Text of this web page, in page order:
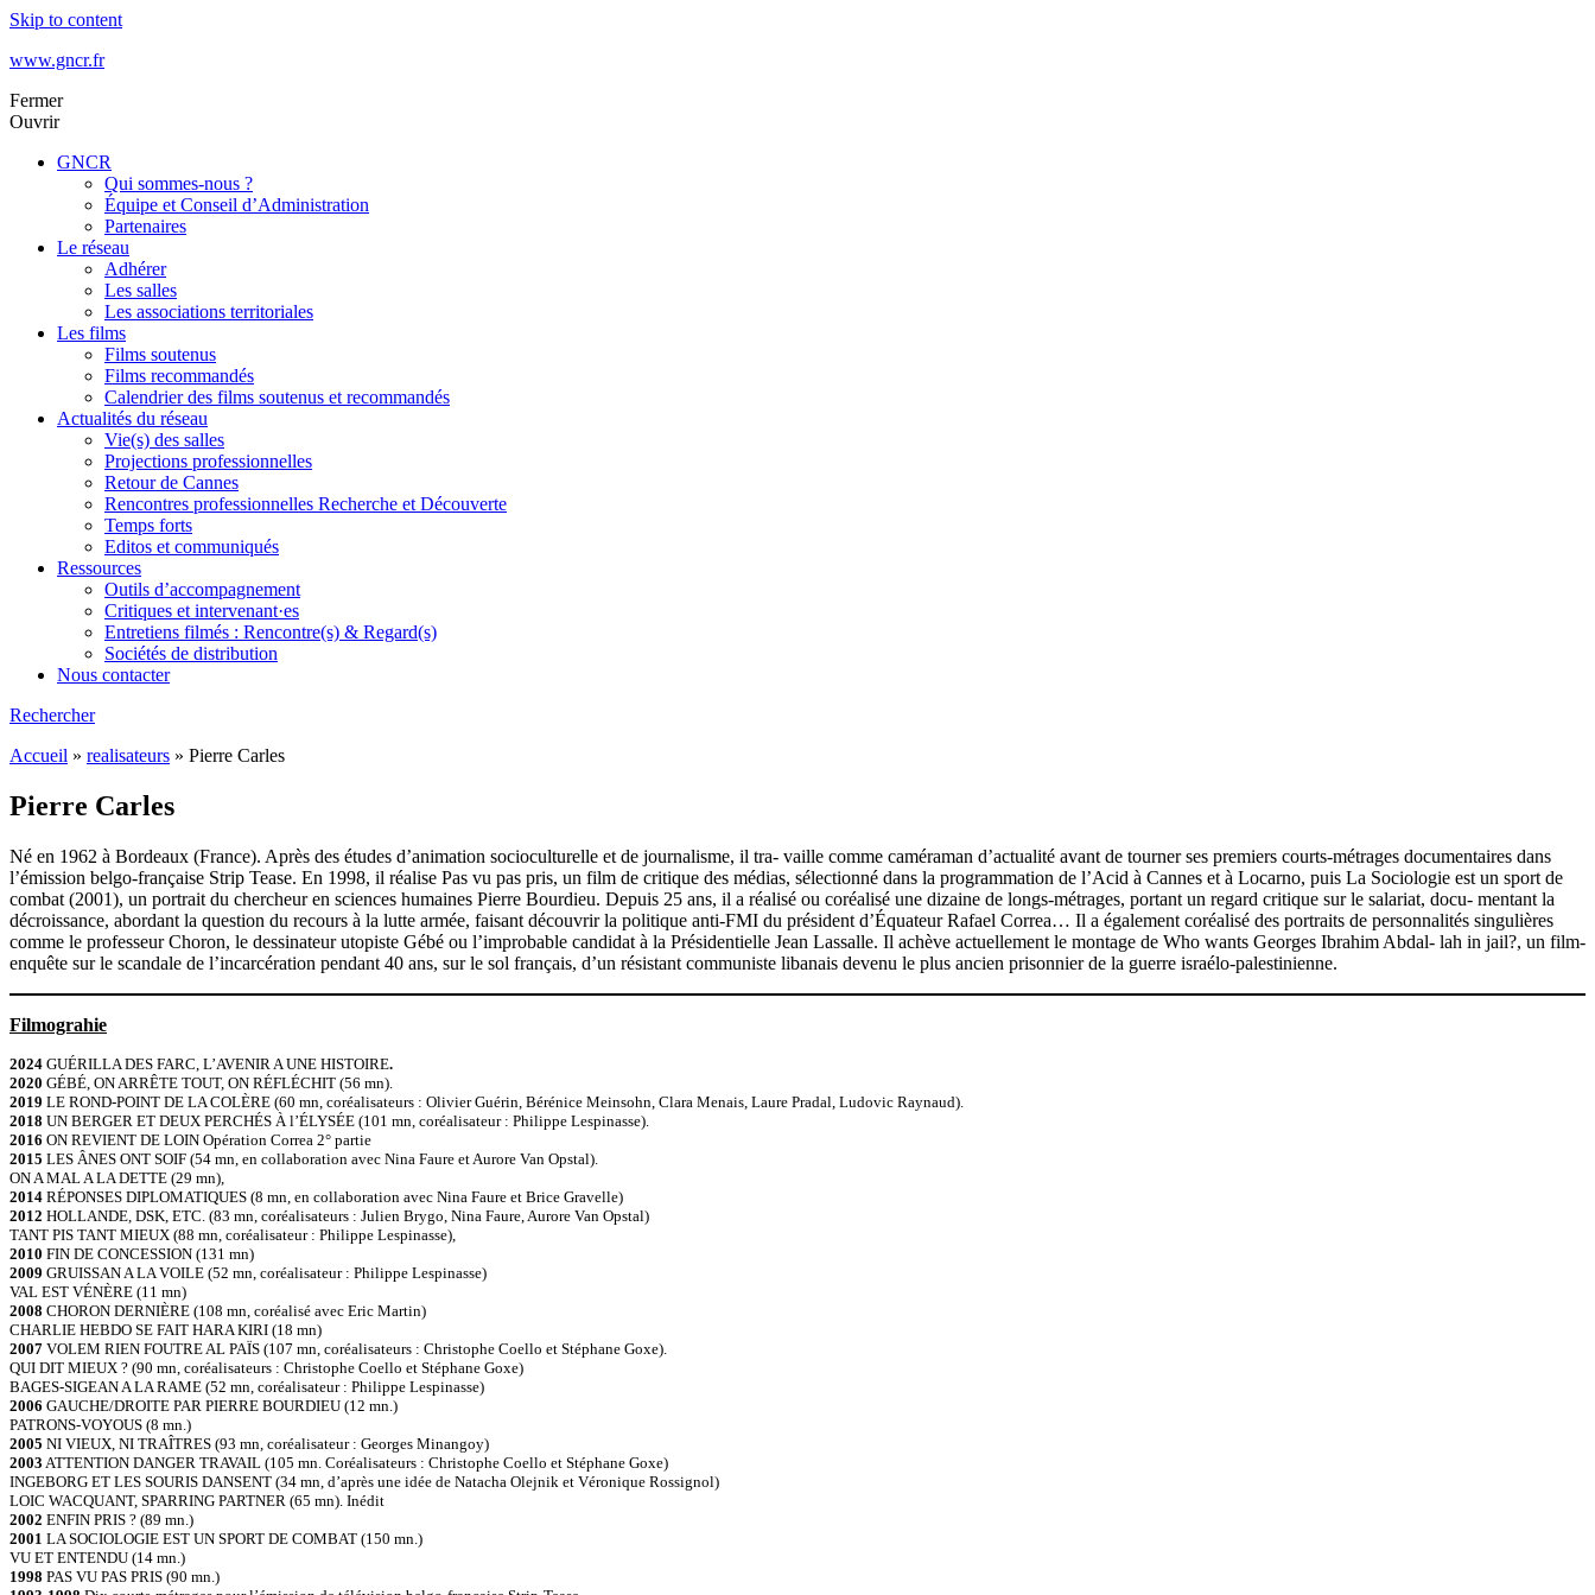
Skip to content
www.gncr.fr
Fermer
Ouvrir
GNCR
Qui sommes-nous ?
Équipe et Conseil d’Administration
Partenaires
Le réseau
Adhérer
Les salles
Les associations territoriales
Les films
Films soutenus
Films recommandés
Calendrier des films soutenus et recommandés
Actualités du réseau
Vie(s) des salles
Projections professionnelles
Retour de Cannes
Rencontres professionnelles Recherche et Découverte
Temps forts
Editos et communiqués
Ressources
Outils d’accompagnement
Critiques et intervenant·es
Entretiens filmés : Rencontre(s) & Regard(s)
Sociétés de distribution
Nous contacter
Rechercher
Accueil » realisateurs » Pierre Carles
Pierre Carles
Né en 1962 à Bordeaux (France). Après des études d’animation socioculturelle et de journalisme, il tra- vaille comme caméraman d’actualité avant de tourner ses premiers courts-métrages documentaires dans
l’émission belgo-française Strip Tease. En 1998, il réalise Pas vu pas pris, un film de critique des médias, sélectionné dans la programmation de l’Acid à Cannes et à Locarno, puis La Sociologie est un sport de
combat (2001), un portrait du chercheur en sciences humaines Pierre Bourdieu. Depuis 25 ans, il a réalisé ou coréalisé une dizaine de longs-métrages, portant un regard critique sur le salariat, docu- mentant la
décroissance, abordant la question du recours à la lutte armée, faisant découvrir la politique anti-FMI du président d’Équateur Rafael Correa… Il a également coréalisé des portraits de personnalités singulières
comme le professeur Choron, le dessinateur utopiste Gébé ou l’improbable candidat à la Présidentielle Jean Lassalle. Il achève actuellement le montage de Who wants Georges Ibrahim Abdal- lah in jail?, un film-
enquête sur le scandale de l’incarcération pendant 40 ans, sur le sol français, d’un résistant communiste libanais devenu le plus ancien prisonnier de la guerre israélo-palestinienne.
Filmograhie
2024 GUÉRILLA DES FARC, L’AVENIR A UNE HISTOIRE.
2020 GÉBÉ, ON ARRÊTE TOUT, ON RÉFLÉCHIT (56 mn).
2019 LE ROND-POINT DE LA COLÈRE (60 mn, coréalisateurs : Olivier Guérin, Bérénice Meinsohn, Clara Menais, Laure Pradal, Ludovic Raynaud).
2018 UN BERGER ET DEUX PERCHÉS À l’ÉLYSÉE (101 mn, coréalisateur : Philippe Lespinasse).
2016 ON REVIENT DE LOIN Opération Correa 2° partie
2015 LES ÂNES ONT SOIF (54 mn, en collaboration avec Nina Faure et Aurore Van Opstal).
ON A MAL A LA DETTE (29 mn),
2014 RÉPONSES DIPLOMATIQUES (8 mn, en collaboration avec Nina Faure et Brice Gravelle)
2012 HOLLANDE, DSK, ETC. (83 mn, coréalisateurs : Julien Brygo, Nina Faure, Aurore Van Opstal)
TANT PIS TANT MIEUX (88 mn, coréalisateur : Philippe Lespinasse),
2010 FIN DE CONCESSION (131 mn)
2009 GRUISSAN A LA VOILE (52 mn, coréalisateur : Philippe Lespinasse)
VAL EST VÉNÈRE (11 mn)
2008 CHORON DERNIÈRE (108 mn, coréalisé avec Eric Martin)
CHARLIE HEBDO SE FAIT HARA KIRI (18 mn)
2007 VOLEM RIEN FOUTRE AL PAÏS (107 mn, coréalisateurs : Christophe Coello et Stéphane Goxe).
QUI DIT MIEUX ? (90 mn, coréalisateurs : Christophe Coello et Stéphane Goxe)
BAGES-SIGEAN A LA RAME (52 mn, coréalisateur : Philippe Lespinasse)
2006 GAUCHE/DROITE PAR PIERRE BOURDIEU (12 mn.)
PATRONS-VOYOUS (8 mn.)
2005 NI VIEUX, NI TRAÎTRES (93 mn, coréalisateur : Georges Minangoy)
2003 ATTENTION DANGER TRAVAIL (105 mn. Coréalisateurs : Christophe Coello et Stéphane Goxe)
INGEBORG ET LES SOURIS DANSENT (34 mn, d’après une idée de Natacha Olejnik et Véronique Rossignol)
LOIC WACQUANT, SPARRING PARTNER (65 mn). Inédit
2002 ENFIN PRIS ? (89 mn.)
2001 LA SOCIOLOGIE EST UN SPORT DE COMBAT (150 mn.)
VU ET ENTENDU (14 mn.)
1998 PAS VU PAS PRIS (90 mn.)